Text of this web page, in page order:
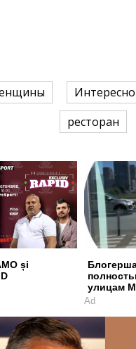
Интересно
ресторан
și
улицам
Ad